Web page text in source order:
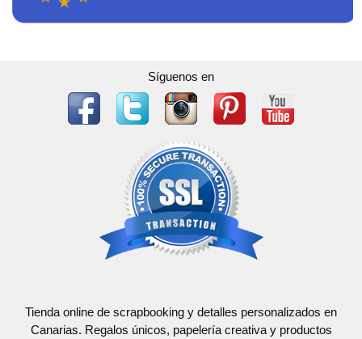
Síguenos en
Tienda online de scrapbooking y detalles personalizados en
Canarias. Regalos únicos, papelería creativa y productos